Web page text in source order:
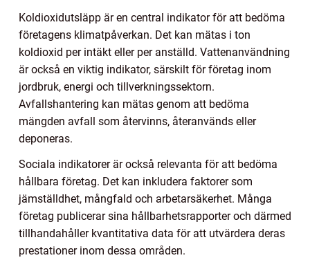
Koldioxidutsläpp är en central indikator för att bedöma
företagens klimatpåverkan. Det kan mätas i ton
koldioxid per intäkt eller per anställd. Vattenanvändning
är också en viktig indikator, särskilt för företag inom
jordbruk, energi och tillverkningssektorn.
Avfallshantering kan mätas genom att bedöma
mängden avfall som återvinns, återanvänds eller
deponeras.
Sociala indikatorer är också relevanta för att bedöma
hållbara företag. Det kan inkludera faktorer som
jämställdhet, mångfald och arbetarsäkerhet. Många
företag publicerar sina hållbarhetsrapporter och därmed
tillhandahåller kvantitativa data för att utvärdera deras
prestationer inom dessa områden.